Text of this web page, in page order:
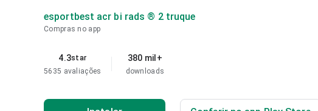
esportbest acr bi rads ® 2 truque
Compras no app
4.3star
5635 avaliações
380 mil+
downloads